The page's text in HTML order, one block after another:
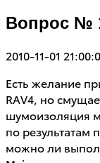
Вопрос №
2010-11-01
Есть желание
RAV4, но
шумоизоляция
по результатам
можно ли